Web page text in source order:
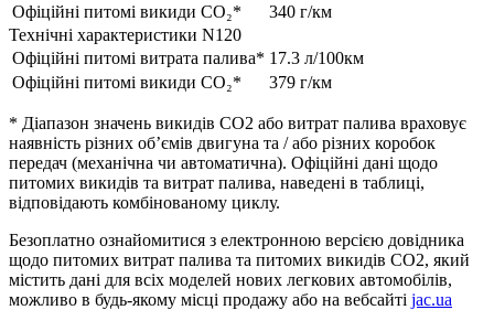
Офіційні питомі викиди CO₂*
340 г/км
Технічні характеристики N120
Офіційні питомі витрата палива* 17.3 л/100км
Офіційні питомі викиди CO₂*
379 г/км
* Діапазон значень викидів CO2 або витрат палива враховує
наявність різних обʼємів двигуна та / або різних коробок
передач (механічна чи автоматична). Офіційні дані щодо
питомих викидів та витрат палива, наведені в таблиці,
відповідають комбінованому циклу.
Безоплатно ознайомитися з електронною версією довідника
щодо питомих витрат палива та питомих викидів CO2, який
містить дані для всіх моделей нових легкових автомобілів,
можливо в будь-якому місці продажу або на вебсайті jac.ua